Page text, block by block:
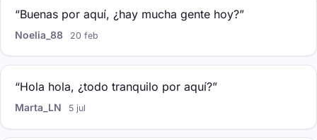
“Buenas por aquí, ¿hay mucha gente hoy?”
Noelia_88 20 feb
“Hola hola, ¿todo tranquilo por aquí?”
Marta_LN 5 jul